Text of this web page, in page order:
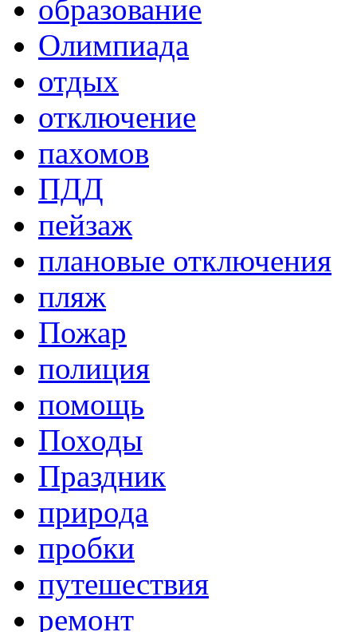
образование
Олимпиада
отдых
отключение
пахомов
ПДД
пейзаж
плановые отключения
пляж
Пожар
полиция
помощь
Походы
Праздник
природа
пробки
путешествия
ремонт